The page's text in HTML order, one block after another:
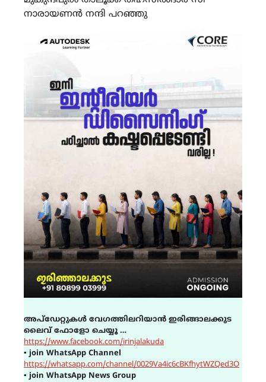
നാരായണൻ നന്ദി പറഞ്ഞു
അപ്ഡേറ്റുകൾ വേഗത്തിലറിയാൻ ഇരിങ്ങാലക്കുട
ലൈവ് ഫോളോ ചെയ്യൂ …
https://www.facebook.com/irinjalakuda
▪ join WhatsApp Channel
https://whatsapp.com/channel/0029Va4ic6cBKfhytWZQed3O
▪ join WhatsApp News Group